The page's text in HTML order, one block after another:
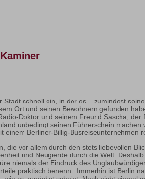
schnell ein, in der es – zumindest
Ort und seinen Bewohnern gefunden
Doktor und seinem Freund Sascha, der
unbedingt seinen Führerschein machen
Berliner-Billig-Busreiseunternehmen
die vor allem durch den stets liebevollen
und Neugierde durch die Welt.
niemals der Eindruck des
praktisch benennt. Immerhin ist Berlin